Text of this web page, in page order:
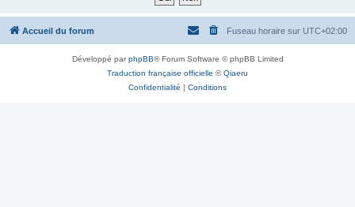
Accueil du forum Fuseau horaire sur UTC+02:00
Développé parphpBB® Forum Software © phpBB Limited
Traduction française officielle ©Qiaeru
Confidentialité | Conditions